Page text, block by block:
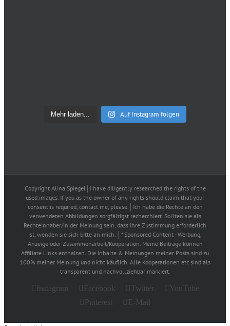
Mehr laden... Auf Instagram folgen
Copyright Alina Spiegel│I have diligently researched the rights of the
used images. If you as the owner of any rights should claim that your
consent is required, contact me, please.│Ich habe die Rechte an den
verwendeten Abbildungen sorgfältigst recherchiert. Sollten sie als
Rechteinhaber/in der Meinung sein, dass ihre Zustimmung erforderlich
ist, wenden sie sich bitte an mich. │* Sponsored Content - Werbung,
Anzeige oder Zusammenarbeit/Kooperation. Meine Beiträge können
Affiliate Links enthalten. Die Inhalte & Meinungen meiner Posts sind zu
100% meiner Meinung und nicht käuflich. Alle Kooperationen etc sind als
transparent und nachvollziehbar markiert.
Instagram Facebook Twitter
YouTube
Pinterest
E-Mail